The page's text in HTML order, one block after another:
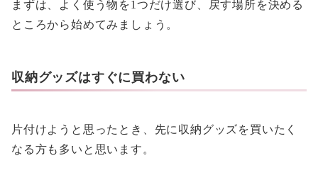
まずは、よく使う物を1つだけ選び、戻す場所を決める
ところから始めてみましょう。
収納グッズはすぐに買わない
片付けようと思ったとき、先に収納グッズを買いたく
なる方も多いと思います。